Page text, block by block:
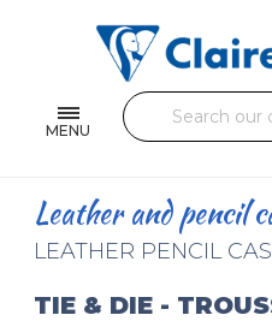
MENU
Single and double sheets
Fine arts
Handicraft
Leather and pencil
LEATHER PENCIL
TIE & DIE -